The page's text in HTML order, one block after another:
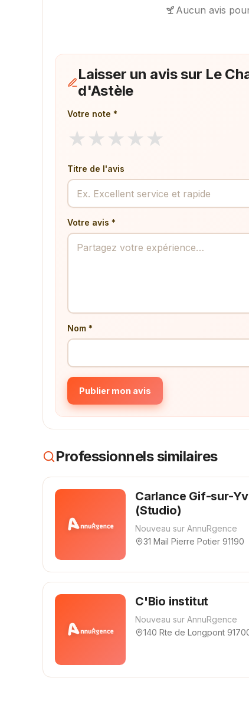
Aucun avis
Laisser un avis sur Le
d'Astèle
Votre note *
★ ★ ★ ★ ★
Titre de l'avis
Votre avis *
Nom *
Publier mon avis
Professionnels similaires
Carlance Gif-sur-
(Studio)
Nouveau sur AnnuRgence
31 Mail Pierre Potier 91190
C'Bio institut
Nouveau sur AnnuRgence
140 Rte de Longpont